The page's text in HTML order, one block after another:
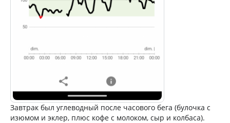
Завтрак был углеводный после часового бега (булочка с
изюмом и эклер, плюс кофе с молоком, сыр и колбаса).